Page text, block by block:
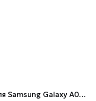
TPU+PC чехол Prisma Ladies для Samsung Galaxy A04 Chocolate